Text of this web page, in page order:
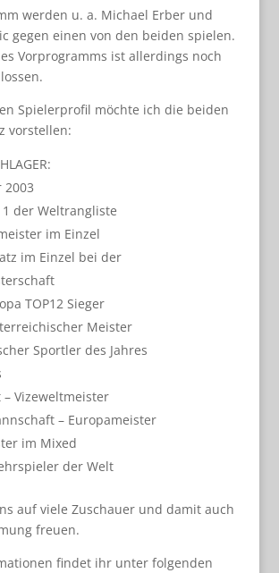
werden u. a. Michael Erber und
gegen einen von den beiden spielen.
Vorprogramms ist allerdings noch
Spielerprofil möchte ich die beiden
vorstellen:
2003
der Weltrangliste
im Einzel
im Einzel bei der
TOP12 Sieger
Meister
Sportler des Jahres
Vizeweltmeister
– Europameister
im Mixed
der Welt
auf viele Zuschauer und damit auch
freuen.
findet ihr unter folgenden